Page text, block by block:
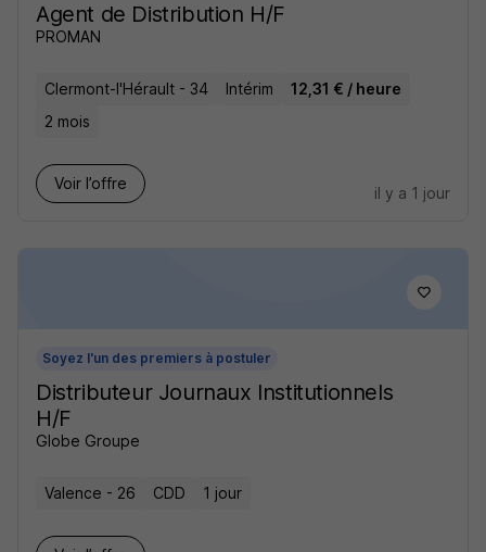
Agent de Distribution H/F
PROMAN
Clermont-l'Hérault - 34 Intérim
12,31 € / heure
2 mois
Voir l’offre
il y a 1 jour
Soyez l'un des premiers à postuler
Distributeur Journaux Institutionnels
H/F
Globe Groupe
Valence - 26 CDD 1 jour